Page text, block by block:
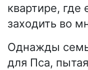
квартире, где
заходить во
Однажды
для Пса,